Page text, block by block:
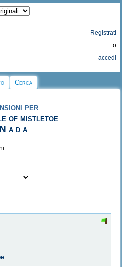
Registrati
o
accedi
Cerca
per
of mistletoe
N a d a